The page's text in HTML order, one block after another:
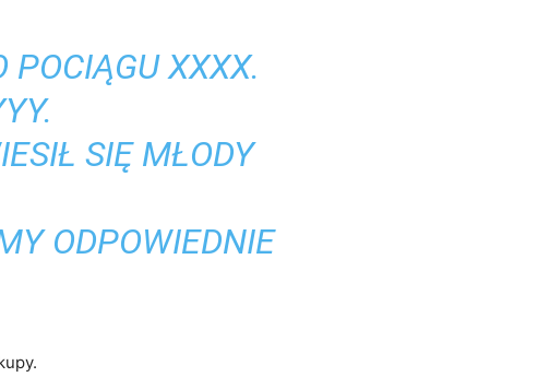
POCIĄGU XXXX.
SIĘ MŁODY
ODPOWIEDNIE